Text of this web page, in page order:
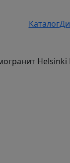
Каталог
Helsinki